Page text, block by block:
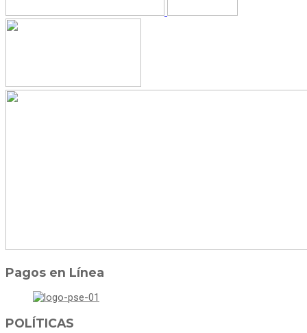
Pagos en Línea
POLÍTICAS